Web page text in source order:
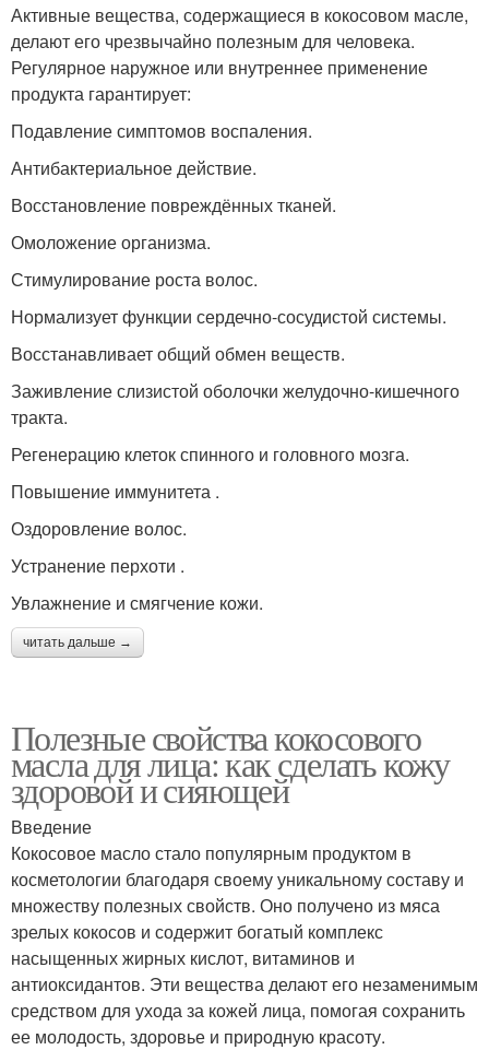
Активные вещества, содержащиеся в кокосовом масле,
делают его чрезвычайно полезным для человека.
Регулярное наружное или внутреннее применение
продукта гарантирует:
Подавление симптомов воспаления.
Антибактериальное действие.
Восстановление повреждённых тканей.
Омоложение организма.
Стимулирование роста волос.
Нормализует функции сердечно-сосудистой системы.
Восстанавливает общий обмен веществ.
Заживление слизистой оболочки желудочно-кишечного
тракта.
Регенерацию клеток спинного и головного мозга.
Повышение иммунитета .
Оздоровление волос.
Устранение перхоти .
Увлажнение и смягчение кожи.
читать дальше →
Полезные свойства кокосового
масла для лица: как сделать кожу
здоровой и сияющей
Введение
Кокосовое масло стало популярным продуктом в
косметологии благодаря своему уникальному составу и
множеству полезных свойств. Оно получено из мяса
зрелых кокосов и содержит богатый комплекс
насыщенных жирных кислот, витаминов и
антиоксидантов. Эти вещества делают его незаменимым
средством для ухода за кожей лица, помогая сохранить
ее молодость, здоровье и природную красоту.